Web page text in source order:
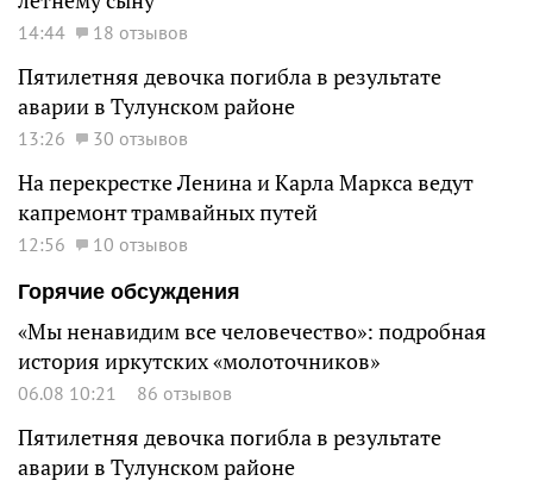
14:44 18 отзывов
Пятилетняя девочка погибла в результате
аварии в Тулунском районе
13:26 30 отзывов
На перекрестке Ленина и Карла Маркса ведут
капремонт трамвайных путей
12:56
10 отзывов
Горячие обсуждения
«Мы ненавидим все человечество»: подробная
история иркутских «молоточников»
06.08 10:21 86 отзывов
Пятилетняя девочка погибла в результате
аварии в Тулунском районе